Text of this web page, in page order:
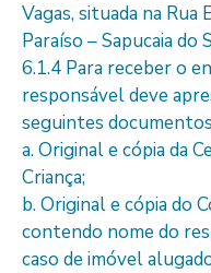
Vagas, situada na Rua
Paraíso – Sapucaia do
6.1.4 Para receber o
responsável deve
seguintes
a. Original e cópia da
Criança;
b. Original e cópia do
contendo nome do
caso de imóvel